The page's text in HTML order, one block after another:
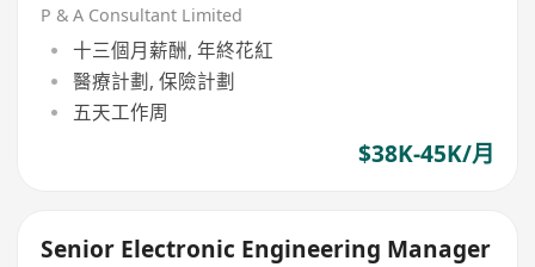
P & A Consultant Limited
十三個月薪酬, 年終花紅
醫療計劃, 保險計劃
五天工作周
$38K-45K/月
Senior Electronic Engineering Manager